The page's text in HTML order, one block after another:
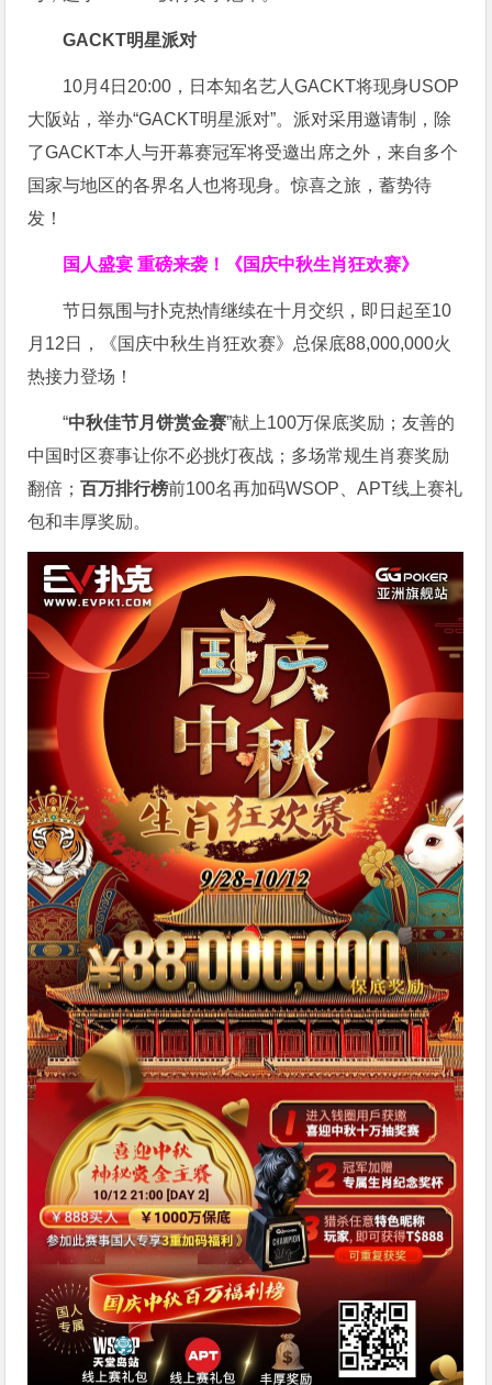
GACKT明星派对
10月4日20:00，日本知名艺人GACKT将现身USOP
大阪站，举办“GACKT明星派对”。派对采用邀请制，除
了GACKT本人与开幕赛冠军将受邀出席之外，来自多个
国家与地区的各界名人也将现身。惊喜之旅，蓄势待
发！
国人盛宴 重磅来袭！ 《国庆中秋生肖狂欢赛》
节日氛围与扑克热情继续在十月交织，即日起至10
月 12 日，《国庆中秋生肖狂欢赛》总保底88,000,000火
热接力登场！
“中秋佳节月饼赏金赛”献上100万保底奖励；友善的
中国时区赛事让你不必挑灯夜战 ； 多场常规生肖赛奖励
翻倍；百万排行榜前100名再加码WSOP 、APT线上赛礼
包和丰厚奖励。